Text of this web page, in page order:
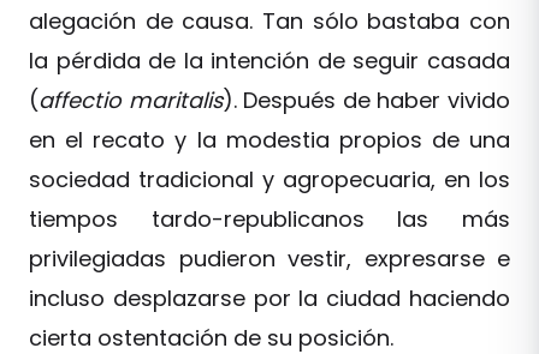
alegación de causa. Tan sólo bastaba con
la pérdida de la intención de seguir casada
(affectio maritalis). Después de haber vivido
en el recato y la modestia propios de una
sociedad tradicional y agropecuaria, en los
tiempos tardo-republicanos las más
privilegiadas pudieron vestir, expresarse e
incluso desplazarse por la ciudad haciendo
cierta ostentación de su posición.